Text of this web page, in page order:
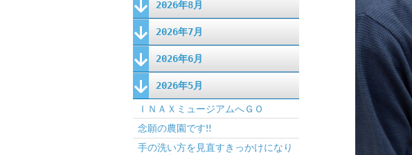
2026年8月
2026年7月
2026年6月
2026年5月
ＩＮＡＸミュージアムへＧＯ
念願の農園です‼
手の洗い方を見直すきっかけになり